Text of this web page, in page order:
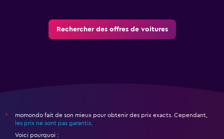
Rechercher des offres de voitures
*
momondo fait de son mieux pour obtenir des prix exacts. Cependant,
les prix ne sont pas garantis.
Voici pourquoi :